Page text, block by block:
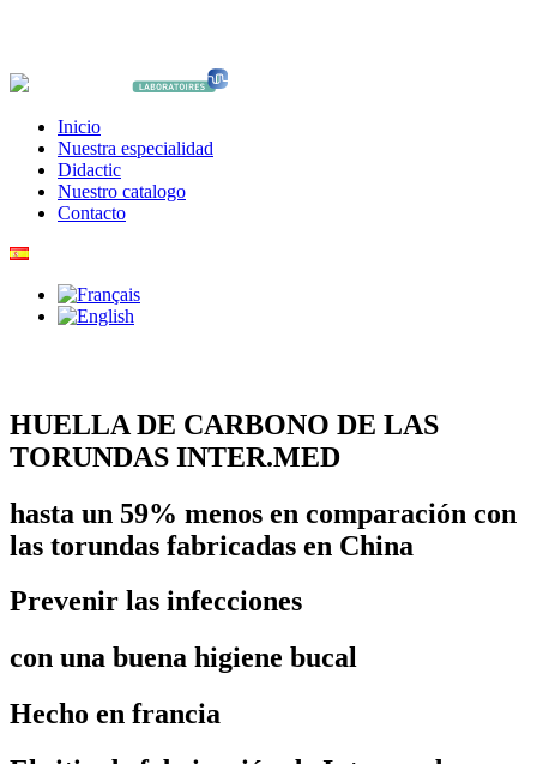
Inicio
Nuestra especialidad
Didactic
Nuestro catalogo
Contacto
HUELLA DE CARBONO DE LAS
TORUNDAS INTER.MED
hasta un 59% menos en comparación con
las torundas fabricadas en China
Prevenir las infecciones
con una buena higiene bucal
Hecho en francia